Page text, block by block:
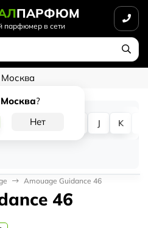
ПАРФЮМ
парфюмер в сети
Москва
Москва?
G J K
Amouage Guidance 46
46